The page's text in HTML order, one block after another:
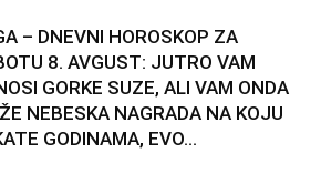
– DNEVNI HOROSKOP ZA
8. AVGUST: JUTRO VAM
GORKE SUZE, ALI VAM ONDA
NEBESKA NAGRADA NA KOJU
GODINAMA, EVO...